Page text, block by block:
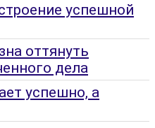
успешной
оттянуть
дела
успешно, а